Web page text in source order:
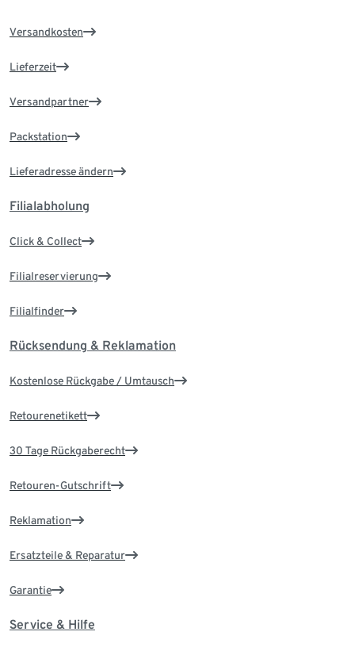
Versandkosten
Lieferzeit
Versandpartner
Packstation
Lieferadresse ändern
Filialabholung
Click & Collect
Filialreservierung
Filialfinder
Rücksendung & Reklamation
Kostenlose Rückgabe / Umtausch
Retourenetikett
30 Tage Rückgaberecht
Retouren-Gutschrift
Reklamation
Ersatzteile & Reparatur
Garantie
Service & Hilfe